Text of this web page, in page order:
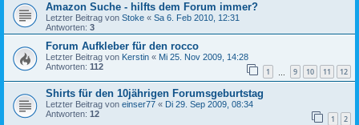
Amazon Suche - hilfts dem Forum immer?
Letzter Beitrag von Stoke « Sa 6. Feb 2010, 12:31
Antworten: 3
Forum Aufkleber für den rocco
Letzter Beitrag von Kerstin « Mi 25. Nov 2009, 14:28
Antworten: 112 1 9 10 11 12
Shirts für den 10jährigen Forumsgeburtstag
Letzter Beitrag von einser77 « Di 29. Sep 2009, 08:34
Antworten: 12 1 2